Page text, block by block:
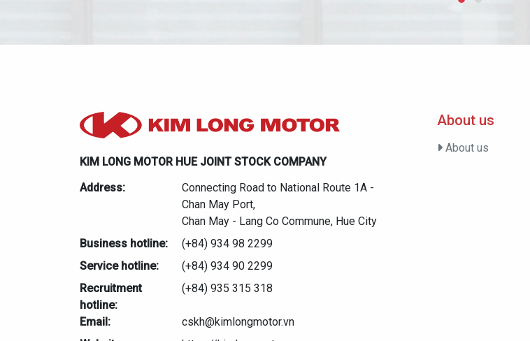
KIM LONG MOTOR HUE JOINT STOCK COMPANY
Address:
Connecting Road to National Route 1A -
Chan May Port,
Chan May - Lang Co Commune, Hue City
Business hotline:
(+84) 934 98 2299
Service hotline:
(+84) 934 90 2299
Recruitment
hotline:
(+84) 935 315 318
Email:
cskh@kimlongmotor.vn
About us
About us